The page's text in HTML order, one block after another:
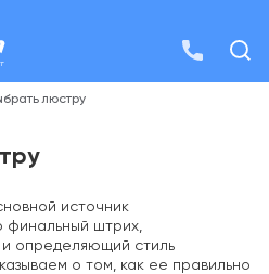
люстру
источник
финальный штрих,
определяющий стиль
о том, как ее правильно